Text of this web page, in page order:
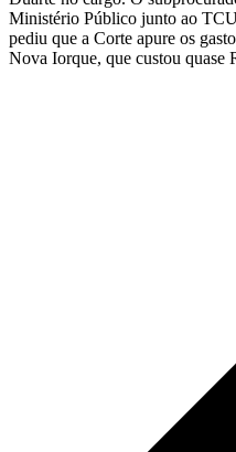
Ministério Público junto ao
pediu que a Corte apure os
Nova Iorque, que custou quase